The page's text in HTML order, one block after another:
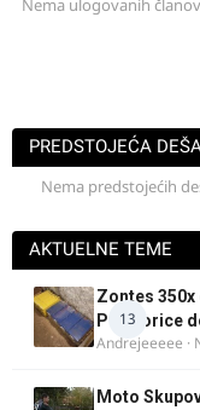
Nema ulogovanih
PREDSTOJEĆA
Nema predstojećih
AKTUELNE TEME
13
Zontes 350x
Podgorice
Andrejeeeee ·
Moto